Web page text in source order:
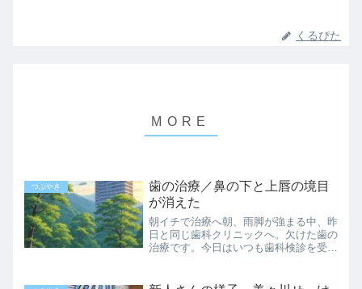
くるぴた
つぶやき
歯の治療／鼻の下と上唇の境目
が消えた
朝イチで治療へ朝、雨脚が強まる中、昨
日と同じ歯科クリニックへ。欠けた歯の
治療です。今日はいつも歯科検診を受け
にも緊張してきます。目の前に大きいモ